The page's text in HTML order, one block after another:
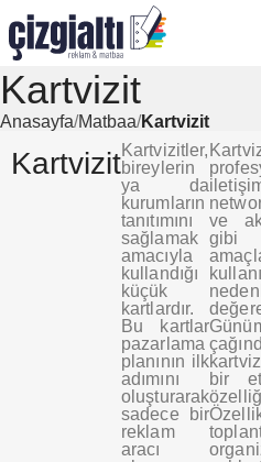
Kartvizit
Anasayfa Matbaa Kartvizit
KartvizitKartvizitler,
bireylerin
ya da
kurumların
tanıtımını
sağlamak
amacıyla
kullandığı
küçük
kartlardır.
Bu kartlar
pazarlama
planının ilk
adımını
oluşturarak
sadece bir
reklam
aracı
ve
gibi
bir